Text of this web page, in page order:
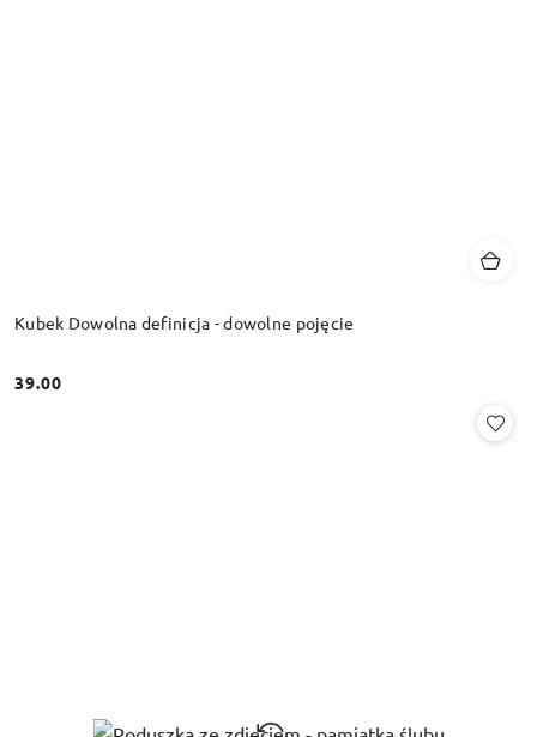
Kubek Dowolna definicja - dowolne pojęcie
Cena:
39.00